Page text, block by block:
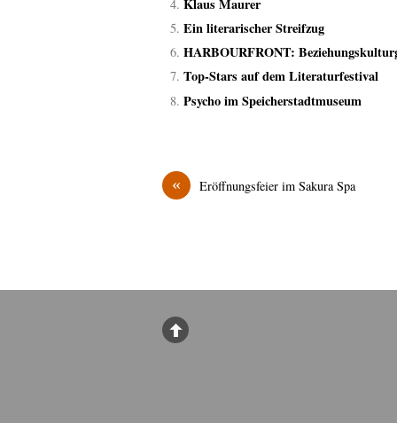
Klaus Maurer
Ein literarischer Streifzug
HARBOURFRONT:
Top-Stars auf dem Literaturfestival
Psycho im Speicherstadtmuseum
« Eröffnungsfeier im Sakura Spa